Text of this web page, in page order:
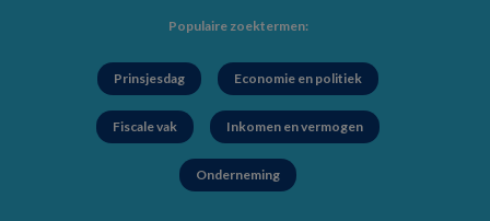
Populaire zoektermen:
Prinsjesdag Economie en politiek
Fiscale vak Inkomen en vermogen
Onderneming